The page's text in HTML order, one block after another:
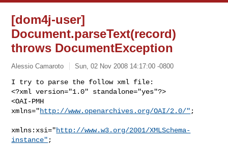
[dom4j-user]
Document.parseText(record)
throws DocumentException
Alessio Camaroto Sun, 02 Nov 2008 14:17:00 -0800
I try to parse the follow xml file:
<?xml version="1.0" standalone="yes"?>
<OAI-PMH
xmlns="http://www.openarchives.org/OAI/2.0/" ;
xmlns:xsi="http://www.w3.org/2001/XMLSchema-
instance" ;